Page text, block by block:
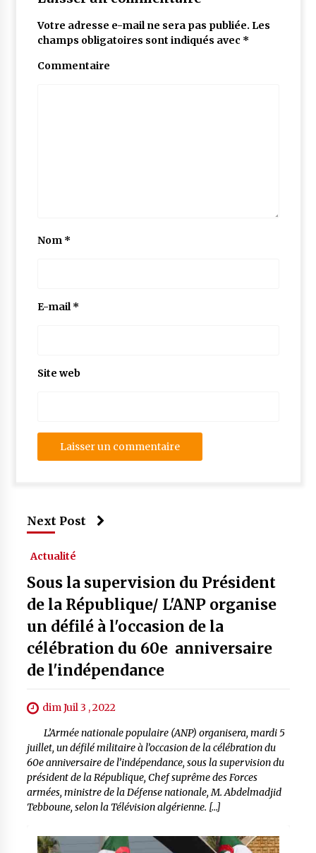
Votre adresse e-mail ne sera pas publiée. Les
champs obligatoires sont indiqués avec *
Commentaire
Nom *
E-mail*
Site web
Next Post
Actualité
Sous la supervision du Président
de la République/ L'ANP organise
un défilé à l'occasion de la
célébration du 60e anniversaire
de l'indépendance
dim Juil 3 , 2022
L’Armée nationale populaire (ANP) organisera, mardi 5
juillet, un défilé militaire à l’occasion de la célébration du
60e anniversaire de l’indépendance, sous la supervision du
président de la République, Chef suprême des Forces
armées, ministre de la Défense nationale, M. Abdelmadjid
Tebboune, selon la Télévision algérienne. […]